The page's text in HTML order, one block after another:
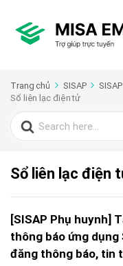
Trang chủ SISAP
Sổ liên lạc điện tử
Search
for:
Sổ liên lạc điện
[SISAP Phụ huynh]
thông báo ứng dụng
đăng thông báo, tin